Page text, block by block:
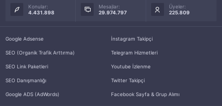
Konular:
4.431.898
Mesajlar:
29.974.797
Üyeler:
225.809
Google Adsense
SEO (Organik Trafik Arttırma)
SEO Link Paketleri
SEO Danışmanlığı
Google ADS (AdWords)
İnstagram Takipçi
Telegram Hizmetleri
Youtube İzlenme
Twitter Takipçi
Facebook Sayfa & Grup Alımı